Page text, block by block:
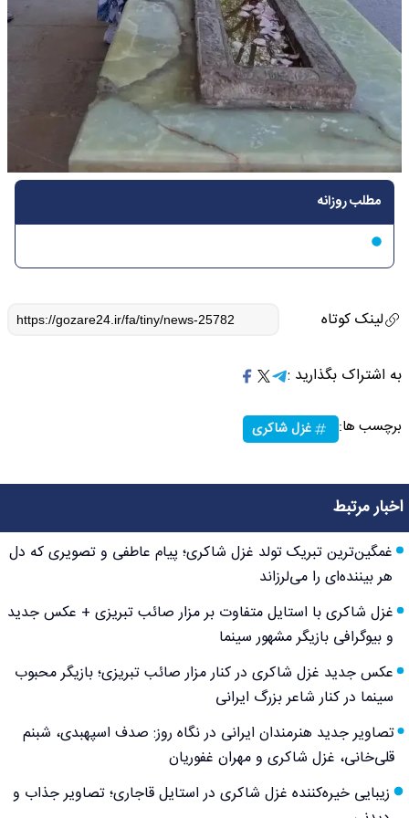
مطلب روزانه
لینک کوتاه
به اشتراک بگذارید :
برچسب ها: غزل شاکری
اخبار مرتبط
غمگین‌ترین تبریک تولد غزل شاکری؛ پیام عاطفی و تصویری که دل
هر بیننده‌ای را می‌لرزاند
غزل شاکری با استایل متفاوت بر مزار صائب تبریزی + عکس جدید
و بیوگرافی بازیگر مشهور سینما
عکس جدید غزل شاکری در کنار مزار صائب تبریزی؛ بازیگر محبوب
سینما در کنار شاعر بزرگ ایرانی
تصاویر جدید هنرمندان ایرانی در نگاه روز: صدف اسپهبدی، شبنم
قلی‌خانی، غزل شاکری و مهران غفوریان
زیبایی خیره‌کننده غزل شاکری در استایل قاجاری؛ تصاویر جذاب و